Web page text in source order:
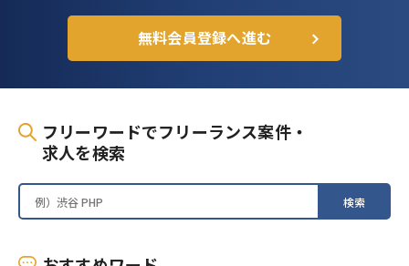
無料会員登録へ進む
フリーワードでフリーランス案件・
求人を検索
検索